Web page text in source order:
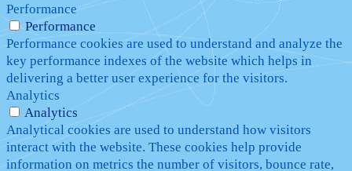
Performance
Performance
Performance cookies are used to understand and analyze the
key performance indexes of the website which helps in
delivering a better user experience for the visitors.
Analytics
Analytics
Analytical cookies are used to understand how visitors
interact with the website. These cookies help provide
information on metrics the number of visitors, bounce rate,